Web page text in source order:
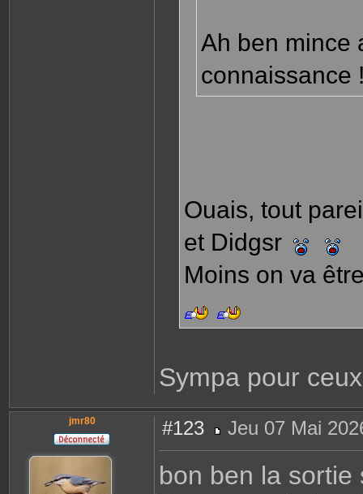
Ah ben mince
connaissance
Ouais, tout
et Didgsr
Moins on va
Sympa pour
jmr80 #123
e
a
Jeu 07 Mai
bon ben la sortie